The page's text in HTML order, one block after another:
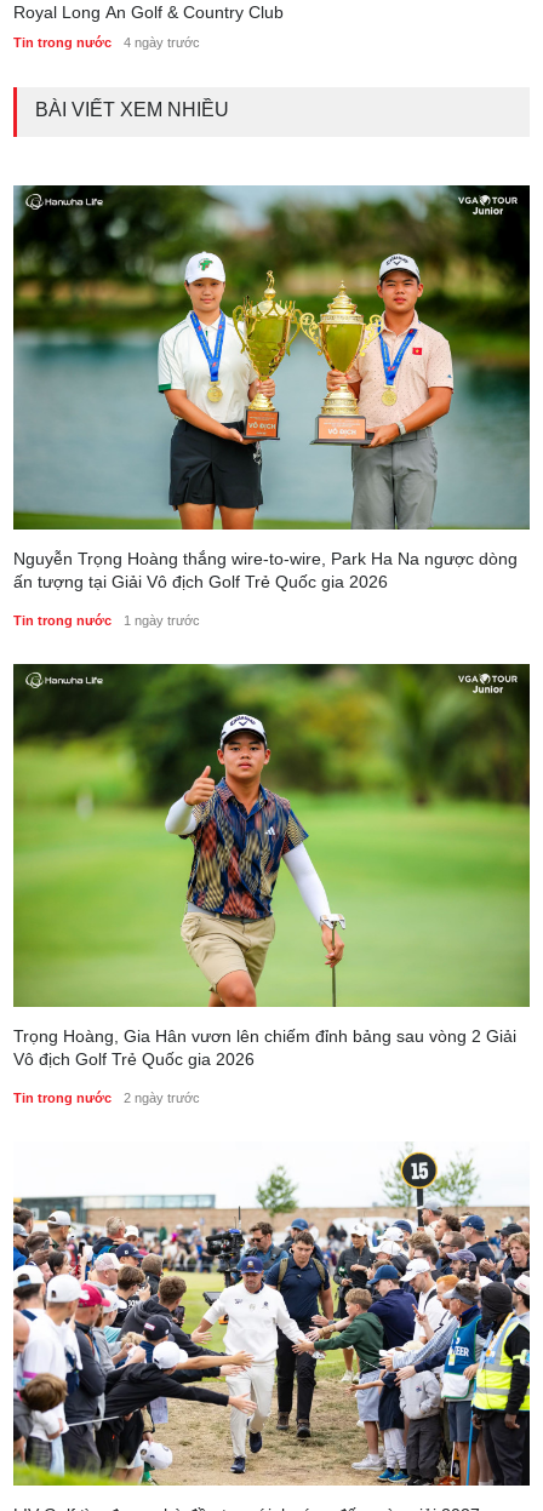
Royal Long An Golf & Country Club
Tin trong nước 4 ngày trước
BÀI VIẾT XEM NHIỀU
Nguyễn Trọng Hoàng thắng wire-to-wire, Park Ha Na ngược dòng
ấn tượng tại Giải Vô địch Golf Trẻ Quốc gia 2026
Tin trong nước 1 ngày trước
Trọng Hoàng, Gia Hân vươn lên chiếm đỉnh bảng sau vòng 2 Giải
Vô địch Golf Trẻ Quốc gia 2026
Tin trong nước 2 ngày trước